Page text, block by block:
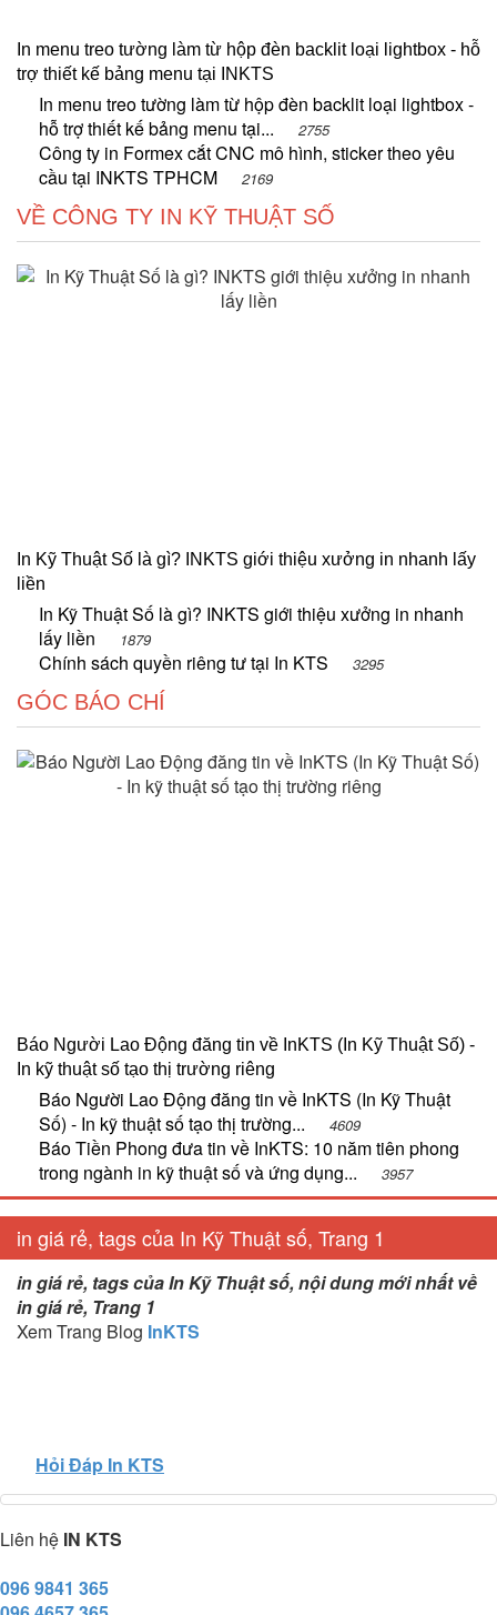
In menu treo tường làm từ hộp đèn backlit loại lightbox - hỗ
trợ thiết kế bảng menu tại INKTS
In menu treo tường làm từ hộp đèn backlit loại lightbox -
hỗ trợ thiết kế bảng menu tại...
2755
Công ty in Formex cắt CNC mô hình, sticker theo yêu
cầu tại INKTS TPHCM
2169
VỀ CÔNG TY IN KỸ THUẬT SỐ
In Kỹ Thuật Số là gì? INKTS giới thiệu xưởng in nhanh lấy
liền
In Kỹ Thuật Số là gì? INKTS giới thiệu xưởng in nhanh
lấy liền
1879
Chính sách quyền riêng tư tại In KTS 3295
GÓC BÁO CHÍ
Báo Người Lao Động đăng tin về InKTS (In Kỹ Thuật Số) -
In kỹ thuật số tạo thị trường riêng
Báo Người Lao Động đăng tin về InKTS (In Kỹ Thuật
Số) - In kỹ thuật số tạo thị trường...
4609
Báo Tiền Phong đưa tin về InKTS: 10 năm tiên phong
trong ngành in kỹ thuật số và ứng dụng...
3957
in giá rẻ, tags của In Kỹ Thuật số, Trang 1
in giá rẻ, tags của In Kỹ Thuật số, nội dung mới nhất về
in giá rẻ, Trang 1
Xem Trang Blog InKTS
Hỏi Đáp In KTS
Liên hệ IN KTS
096 9841 365